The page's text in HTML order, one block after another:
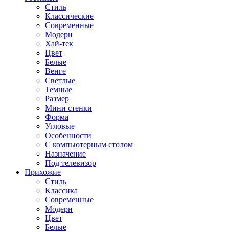
Стиль
Классические
Современные
Модерн
Хай-тек
Цвет
Белые
Венге
Светлые
Темные
Размер
Мини стенки
Форма
Угловые
Особенности
С компьютерным столом
Назначение
Под телевизор
Прихожие
Стиль
Классика
Современные
Модерн
Цвет
Белые